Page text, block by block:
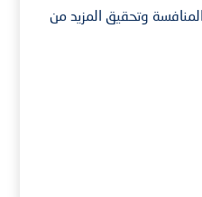
المنافسة وتحقيق المزيد من